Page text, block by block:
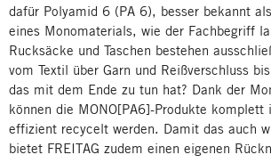
dafür Polyamid 6 (PA 6), besser bekannt
eines Monomaterials, wie der Fachbegriff
Rucksäcke und Taschen bestehen
vom Textil über Garn und Reißverschluss
das mit dem Ende zu tun hat? Dank der
können die MONO[PA6]-Produkte komplett
effizient recycelt werden. Damit das auch
bietet FREITAG zudem einen eigenen